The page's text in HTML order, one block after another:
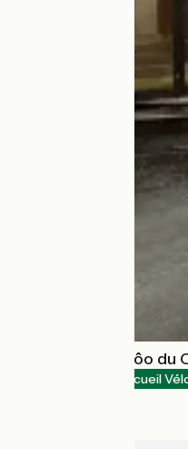
Hôtel le Petit Trôo du
Accueil